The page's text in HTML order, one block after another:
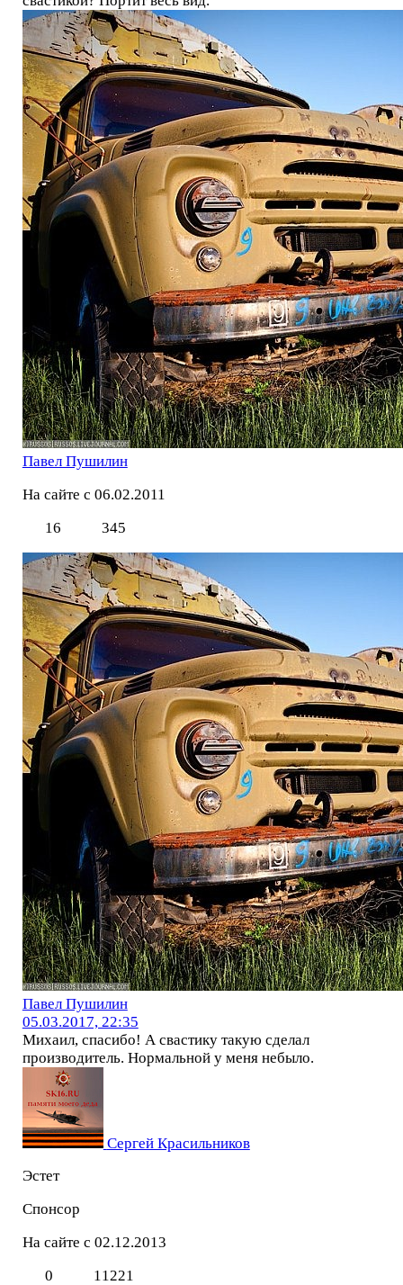
Павел Пушилин
На сайте с 06.02.2011
16
345
Павел Пушилин
05.03.2017, 22:35
Михаил, спасибо! А свастику такую сделал
производитель. Нормальной у меня небыло.
Сергей Красильников
Эстет
Спонсор
На сайте с 02.12.2013
0
11221